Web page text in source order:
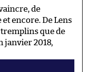
de
encore. De Lens
que de
janvier 2018,